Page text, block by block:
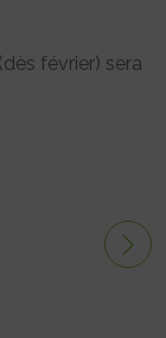
février) sera